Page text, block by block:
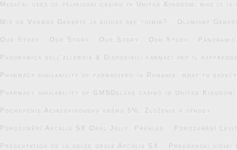
Medical uses of pelikioski casino in United Kingdom: who it is
Mis on Vermox Generic ja kuidas see toimib? Olumiant
Our Story Our Story Our Story Our Story
Panoramica sull’allergia & Disponibili farmaci per il
Pharmacy availability of farmaciero in Romania: what to expect
Pharmacy availability of GMSDeluxe casino in United
Pochopenie Aciklovirového krému 5%: Zloženie a výhody
Porozumění Apcalis SX Oral Jelly: Přehled Porozumění
Présentation de la gelée orale Apcalis SX Prehranski vidiki